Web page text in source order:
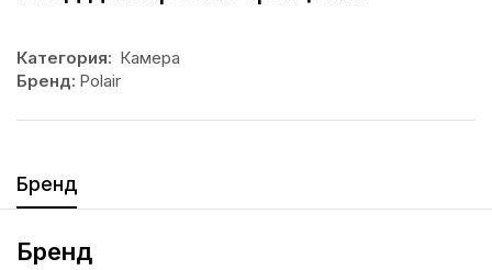
Категория: Камера
Бренд: Polair
Бренд
Бренд